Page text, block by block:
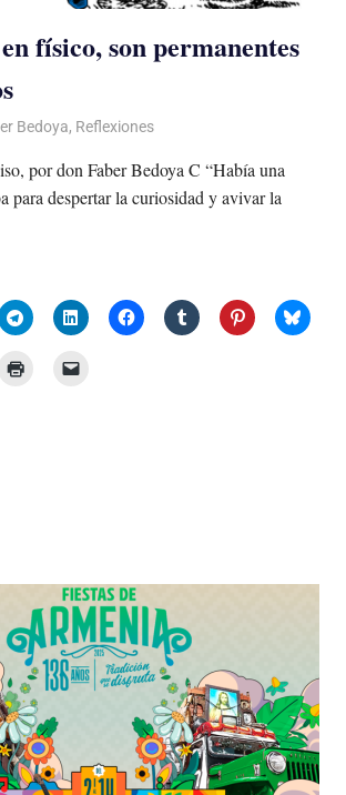
físico, son permanentes
un Poco
Bedoya, Reflexiones
por don Faber Bedoya C “Había una
para despertar la curiosidad y avivar la